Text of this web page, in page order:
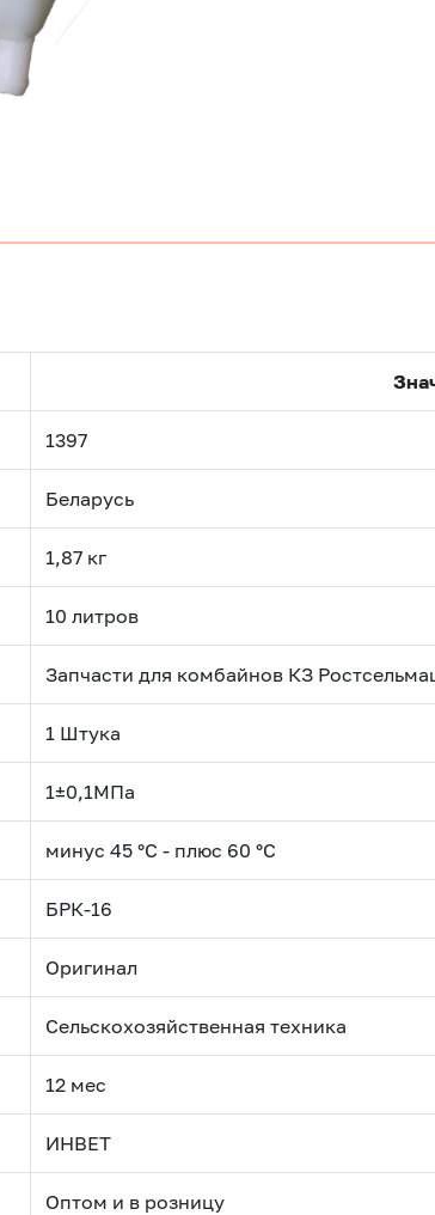
1397
Беларусь
1,87 кг
10 литров
Запчасти для комбайнов КЗ
1 Штука
1±0,1МПа
минус 45 °С - плюс 60 °С
БРК-16
Оригинал
Сельскохозяйственная техника
12 мес
ИНВЕТ
Оптом и в розницу